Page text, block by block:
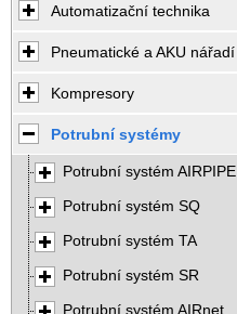
Automatizační technika
Pneumatické a AKU nářadí
Kompresory
Potrubní systémy
Potrubní systém AIRPIPE
Potrubní systém SQ
Potrubní systém TA
Potrubní systém SR
Potrubní systém AIRnet